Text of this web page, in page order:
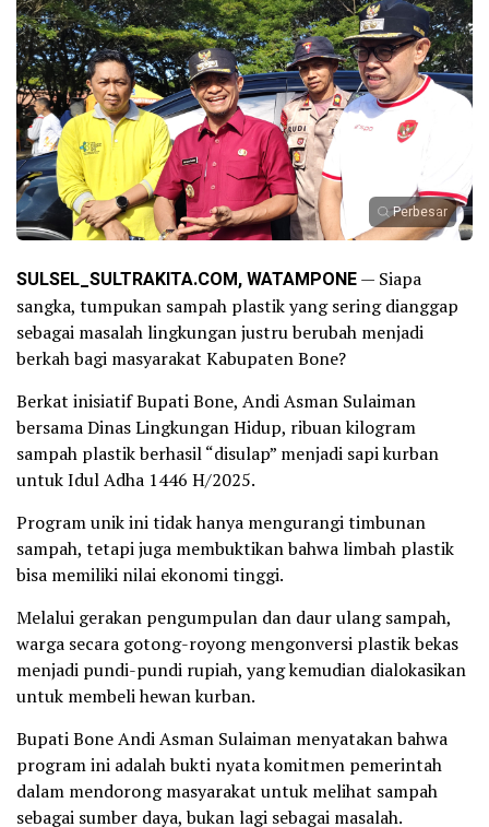
Perbesar
SULSEL_SULTRAKITA.COM, WATAMPONE— Siapa
sangka, tumpukan sampah plastik yang sering dianggap
sebagai masalah lingkungan justru berubah menjadi
berkah bagi masyarakat Kabupaten Bone?
Berkat inisiatif Bupati Bone, Andi Asman Sulaiman
bersama Dinas Lingkungan Hidup, ribuan kilogram
sampah plastik berhasil “disulap” menjadi sapi kurban
untuk Idul Adha 1446 H/2025.
Program unik ini tidak hanya mengurangi timbunan
sampah, tetapi juga membuktikan bahwa limbah plastik
bisa memiliki nilai ekonomi tinggi.
Melalui gerakan pengumpulan dan daur ulang sampah,
warga secara gotong-royong mengonversi plastik bekas
menjadi pundi-pundi rupiah, yang kemudian dialokasikan
untuk membeli hewan kurban.
Bupati Bone Andi Asman Sulaiman menyatakan bahwa
program ini adalah bukti nyata komitmen pemerintah
dalam mendorong masyarakat untuk melihat sampah
sebagai sumber daya, bukan lagi sebagai masalah.